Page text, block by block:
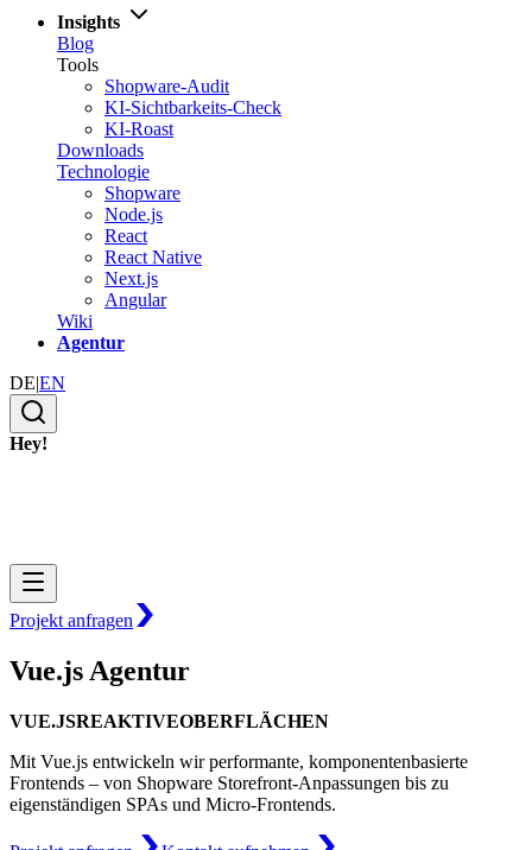
Insights
Blog
Tools
Shopware-Audit
KI-Sichtbarkeits-Check
KI-Roast
Downloads
Technologie
Shopware
Node.js
React
React Native
Next.js
Angular
Wiki
Agentur
DE|EN
Hey!
Projekt anfragen
Vue.js Agentur
VUE.JSREAKTIVEOBERFLÄCHEN
Mit Vue.js entwickeln wir performante, komponentenbasierte
Frontends – von Shopware Storefront-Anpassungen bis zu
eigenständigen SPAs und Micro-Frontends.